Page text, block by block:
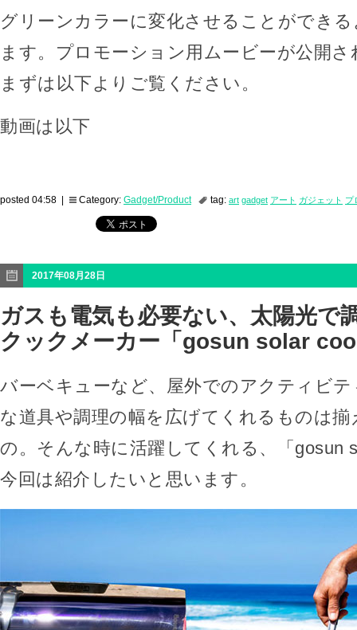
グリーンカラーに変化させることができ
ます。プロモーション用ムービーが公開
まずは以下よりご覧ください。
動画は以下
posted 04:58 | Category: Gadget/Product tag: art gadget アート ガジェット プ
2017年08月28日
ガスも電気も必要ない、太陽光で
クックメーカー「gosun solar
バーベキューなど、屋外でのアクティビ
な道具や調理の幅を広げてくれるものは
の。そんな時に活躍してくれる、「gosun
今回は紹介したいと思います。